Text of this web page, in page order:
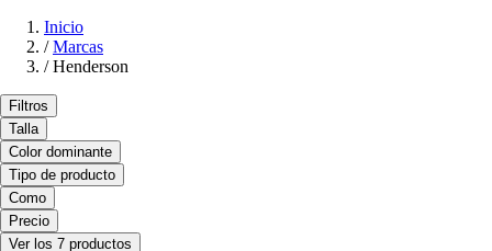
Inicio
/ Marcas
/ Henderson
Filtros
Talla
Color dominante
Tipo de producto
Como
Precio
Ver los 7 productos